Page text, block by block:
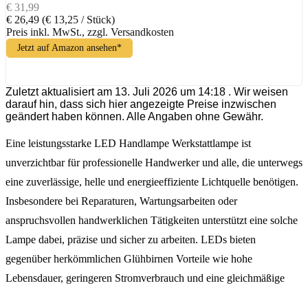
€ 31,99
€ 26,49 (€ 13,25 / Stück)
Preis inkl. MwSt., zzgl. Versandkosten
Jetzt auf Amazon ansehen*
Zuletzt aktualisiert am 13. Juli 2026 um 14:18 . Wir weisen
darauf hin, dass sich hier angezeigte Preise inzwischen
geändert haben können. Alle Angaben ohne Gewähr.
Eine leistungsstarke LED Handlampe Werkstattlampe ist
unverzichtbar für professionelle Handwerker und alle, die unterwegs
eine zuverlässige, helle und energieeffiziente Lichtquelle benötigen.
Insbesondere bei Reparaturen, Wartungsarbeiten oder
anspruchsvollen handwerklichen Tätigkeiten unterstützt eine solche
Lampe dabei, präzise und sicher zu arbeiten. LEDs bieten
gegenüber herkömmlichen Glühbirnen Vorteile wie hohe
Lebensdauer, geringeren Stromverbrauch und eine gleichmäßige